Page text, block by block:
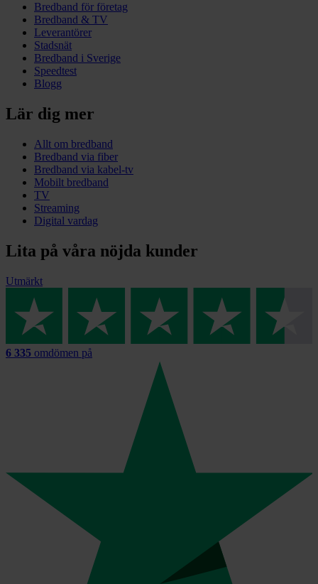
Bredband för företag
Bredband & TV
Leverantörer
Stadsnät
Bredband i Sverige
Speedtest
Blogg
Lär dig mer
Allt om bredband
Bredband via fiber
Bredband via kabel-tv
Mobilt bredband
TV
Streaming
Digital vardag
Lita på våra nöjda kunder
Utmärkt
6 335 omdömen på